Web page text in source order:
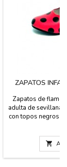
ZAPATOS
Zapatos de
adulta de
con topos negros.
castañuelas
ZiNGS. Varias
de plástico.
zapatos son
